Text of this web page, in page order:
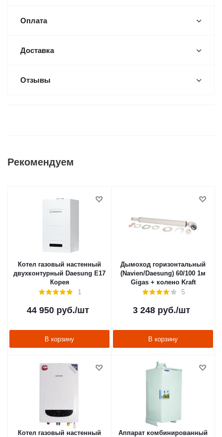
Оплата
Доставка
Отзывы
Рекомендуем
Котел газовый настенный
двухконтурный Daesung E17
Корея
1
44 950руб./шт
В корзину
Дымоход горизонтальный
(Navien/Daesung) 60/100 1м
Gigas + колено Kraft
5
3 248руб./шт
В корзину
Котел газовый настенный
Аппарат комбинированный